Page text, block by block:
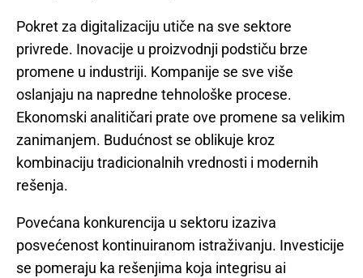
Pokret za digitalizaciju utiče na sve sektore
privrede. Inovacije u proizvodnji podstiču brze
promene u industriji. Kompanije se sve više
oslanjaju na napredne tehnološke procese.
Ekonomski analitičari prate ove promene sa velikim
zanimanjem. Budućnost se oblikuje kroz
kombinaciju tradicionalnih vrednosti i modernih
rešenja.
Povećana konkurencija u sektoru izaziva
posvećenost kontinuiranom istraživanju. Investicije
se pomeraju ka rešenjima koja integrisu ai